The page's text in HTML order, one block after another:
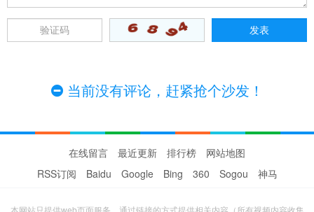
当前没有评论，赶紧抢个沙发！
在线留言 最近更新 排行榜
网站地图
RSS订阅
Baidu Google Bing 360 Sogou 神马
本网站只提供web页面服务，通过链接的方式提供相关内容（所有视频内容收集